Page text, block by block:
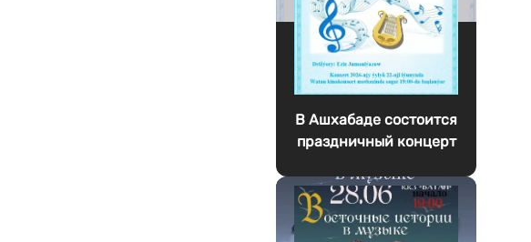
В Ашхабаде состоится
праздничный концерт